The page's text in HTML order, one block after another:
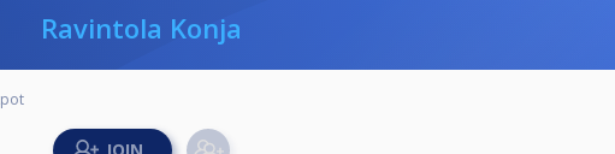
Ravintola Konja